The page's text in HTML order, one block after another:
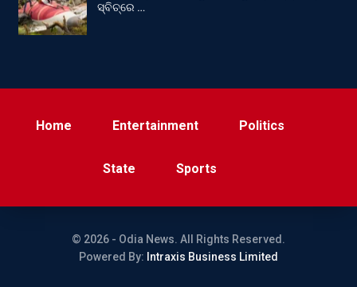
ସ୍ବିଚ୍‌ରେ …
Home Entertainment Politics
State Sports
© 2026 - Odia News. All Rights Reserved.
Powered By: Intraxis Business Limited